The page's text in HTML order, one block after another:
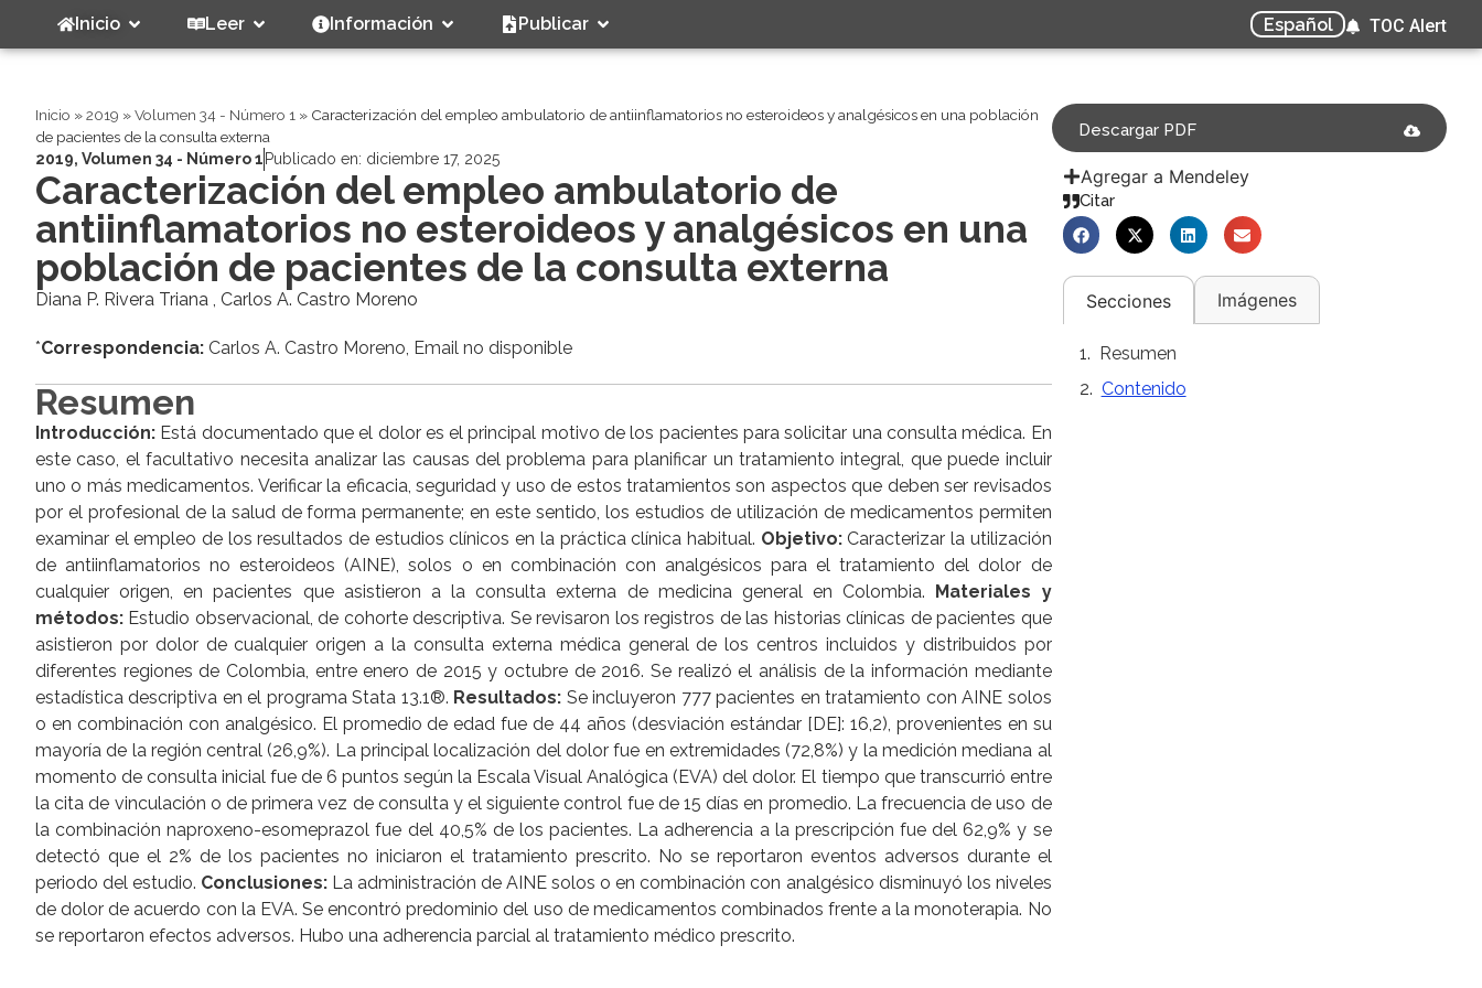
Inicio Leer Información Publicar Español TOC Alert
Inicio »2019 »Volumen 34 - Número 1 » Caracterización del empleo ambulatorio de antiinflamatorios no esteroideos y analgésicos en una población
de pacientes de la consulta externa
2019, Volumen 34 - Número 1 Publicado en: diciembre 17, 2025
Caracterización del empleo ambulatorio de
antiinflamatorios no esteroideos y analgésicos en una
población de pacientes de la consulta externa
Diana P. Rivera Triana , Carlos A. Castro Moreno
*Correspondencia: Carlos A. Castro Moreno, Email no disponible
Resumen
Introducción: Está documentado que el dolor es el principal motivo de los pacientes para solicitar una consulta médica. En
este caso, el facultativo necesita analizar las causas del problema para planificar un tratamiento integral, que puede incluir
uno o más medicamentos. Verificar la eficacia, seguridad y uso de estos tratamientos son aspectos que deben ser revisados
por el profesional de la salud de forma permanente; en este sentido, los estudios de utilización de medicamentos permiten
examinar el empleo de los resultados de estudios clínicos en la práctica clínica habitual. Objetivo:Caracterizar la utilización
de antiinflamatorios no esteroideos (AINE), solos o en combinación con analgésicos para el tratamiento del dolor de
cualquier origen, en pacientes que asistieron a la consulta externa de medicina general en Colombia.
Materiales y
métodos: Estudio observacional, de cohorte descriptiva. Se revisaron los registros de las historias clínicas de pacientes que
asistieron por dolor de cualquier origen a la consulta externa médica general de los centros incluidos y distribuidos por
diferentes regiones de Colombia, entre enero de 2015 y octubre de 2016. Se realizó el análisis de la información mediante
estadística descriptiva en el programa Stata 13.1®. Resultados: Se incluyeron 777 pacientes en tratamiento con AINE solos
o en combinación con analgésico. El promedio de edad fue de 44 años (desviación estándar [DE]: 16,2), provenientes en su
mayoría de la región central (26,9%). La principal localización del dolor fue en extremidades (72,8%) y la medición mediana al
momento de consulta inicial fue de 6 puntos según la Escala Visual Analógica (EVA) del dolor. El tiempo que transcurrió entre
la cita de vinculación o de primera vez de consulta y el siguiente control fue de 15 días en promedio. La frecuencia de uso de
la combinación naproxeno-esomeprazol fue del 40,5% de los pacientes. La adherencia a la prescripción fue del 62,9% y se
detectó que el 2% de los pacientes no iniciaron el tratamiento prescrito. No se reportaron eventos adversos durante el
periodo del estudio. Conclusiones: La administración de AINE solos o en combinación con analgésico disminuyó los niveles
de dolor de acuerdo con la EVA. Se encontró predominio del uso de medicamentos combinados frente a la monoterapia. No
se reportaron efectos adversos. Hubo una adherencia parcial al tratamiento médico prescrito.
Descargar PDF
Agregar a Mendeley
Citar
Secciones Imágenes
Resumen
Contenido